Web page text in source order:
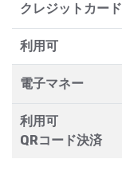
クレジットカード
利用可
電子マネー
利用可
QRコード決済